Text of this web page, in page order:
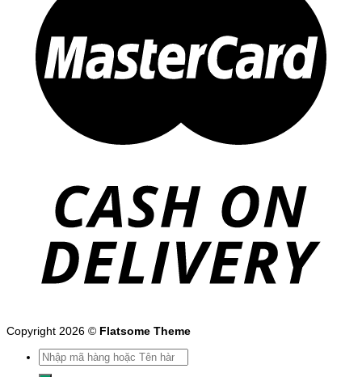
Copyright 2026 © Flatsome Theme
Tìm
kiếm: